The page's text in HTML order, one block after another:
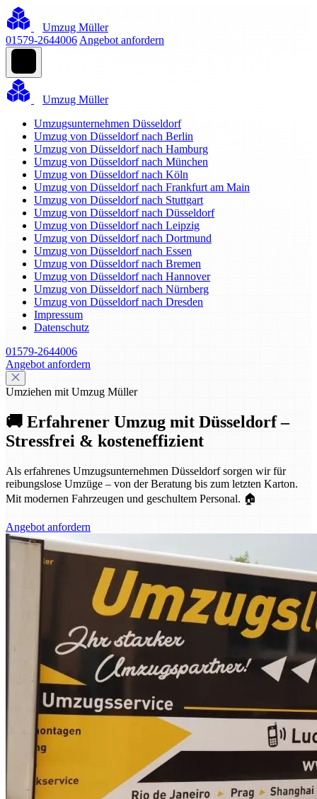
Umzug Müller
01579-2644006 Angebot anfordern
Umzug Müller
Umzugsunternehmen Düsseldorf
Umzug von Düsseldorf nach Berlin
Umzug von Düsseldorf nach Hamburg
Umzug von Düsseldorf nach München
Umzug von Düsseldorf nach Köln
Umzug von Düsseldorf nach Frankfurt am Main
Umzug von Düsseldorf nach Stuttgart
Umzug von Düsseldorf nach Düsseldorf
Umzug von Düsseldorf nach Leipzig
Umzug von Düsseldorf nach Dortmund
Umzug von Düsseldorf nach Essen
Umzug von Düsseldorf nach Bremen
Umzug von Düsseldorf nach Hannover
Umzug von Düsseldorf nach Nürnberg
Umzug von Düsseldorf nach Dresden
Impressum
Datenschutz
01579-2644006
Angebot anfordern
Umziehen mit Umzug Müller
🚚 Erfahrener Umzug mit Düsseldorf –
Stressfrei & kosteneffizient
Als erfahrenes Umzugsunternehmen Düsseldorf sorgen wir für
reibungslose Umzüge – von der Beratung bis zum letzten Karton.
Mit modernen Fahrzeugen und geschultem Personal. 🏠
Angebot anfordern